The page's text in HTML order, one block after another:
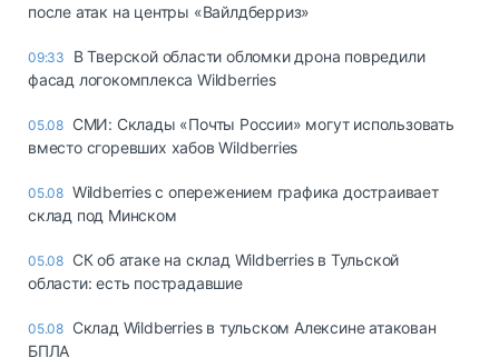
после атак на центры «Вайлдберриз»
09:33
В Тверской области обломки дрона повредили
фасад логокомплекса Wildberries
05.08 СМИ: Склады «Почты России» могут использовать
вместо сгоревших хабов Wildberries
05.08 Wildberries с опережением графика достраивает
склад под Минском
05.08 СК об атаке на склад Wildberries в Тульской
области: есть пострадавшие
05.08 Склад Wildberries в тульском Алексине атакован
БПЛА